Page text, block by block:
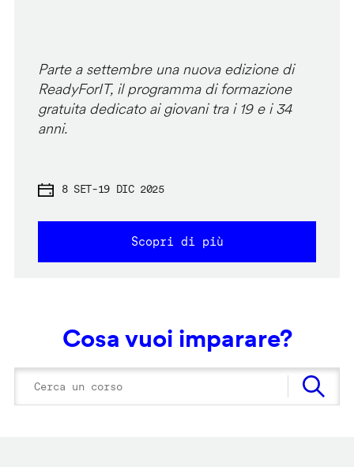
Parte a settembre una nuova edizione di
ReadyForIT, il programma di formazione
gratuita dedicato ai giovani tra i 19 e i 34
anni.
8 SET-19 DIC 2025
Scopri di più
Cosa vuoi imparare?